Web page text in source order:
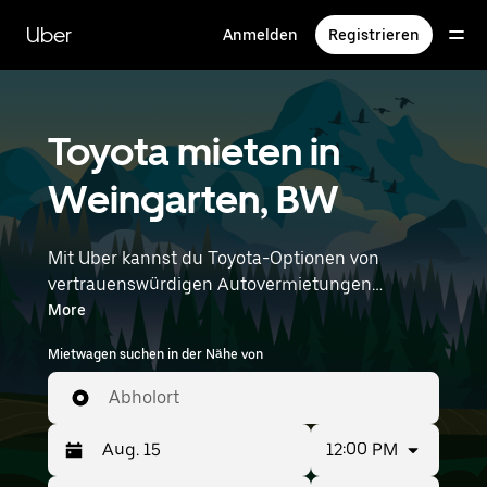
zum
Hauptinhalt
Uber Anmelden Registrieren
Toyota mieten in
Weingarten, BW
Mit Uber kannst du Toyota-Optionen von
vertrauenswürdigen Autovermietungen
durchstöbern. Finde den richtigen Leihwagen
von Toyota für Besorgungen, Roadtrips oder
tägliche Fahrten. Egal, ob du Preis, Größe oder
Stil priorisierst: Hier findest du Optionen, die
deinen Wünschen entsprechen. Gib deine Zeit-
und Standortangaben (z. B. Memmingen
Airport) ein, um Toyota-Vermietungen in deiner
More
Mietwagen suchen in der Nähe von
Abholort
12:00 PM